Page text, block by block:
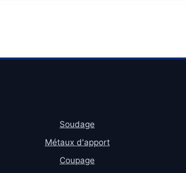
Soudage
Métaux d'apport
Coupage